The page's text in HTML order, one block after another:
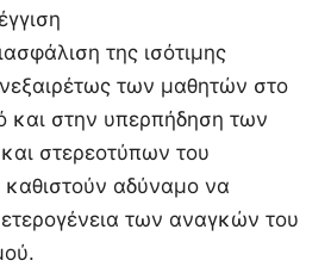
της ισότιμης
των μαθητών στο
και στην υπερπήδηση των
στερεοτύπων του
αδύναμο να
των αναγκών του